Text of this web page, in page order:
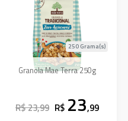
Granola Mae Terra 250g
250 Grama(s)
R$ 23,99 R$ 23,99